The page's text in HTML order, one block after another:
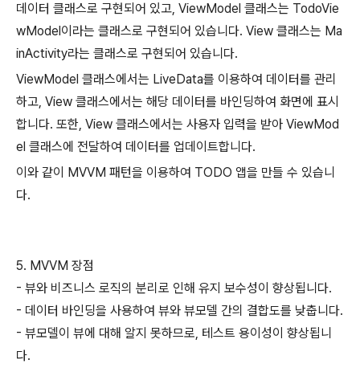
데이터 클래스로 구현되어 있고, ViewModel 클래스는 TodoVie
wModel이라는 클래스로 구현되어 있습니다. View 클래스는 Ma
inActivity라는 클래스로 구현되어 있습니다.
ViewModel 클래스에서는 LiveData를 이용하여 데이터를 관리
하고, View 클래스에서는 해당 데이터를 바인딩하여 화면에 표시
합니다. 또한, View 클래스에서는 사용자 입력을 받아 ViewMod
el 클래스에 전달하여 데이터를 업데이트합니다.
이와 같이 MVVM 패턴을 이용하여 TODO 앱을 만들 수 있습니
다.
5. MVVM 장점
- 뷰와 비즈니스 로직의 분리로 인해 유지 보수성이 향상됩니다.
- 데이터 바인딩을 사용하여 뷰와 뷰모델 간의 결합도를 낮춥니다.
- 뷰모델이 뷰에 대해 알지 못하므로, 테스트 용이성이 향상됩니
다.